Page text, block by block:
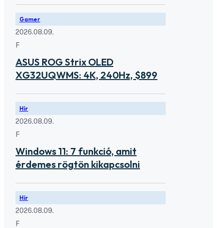
Gamer
2026.08.09.
F
ASUS ROG Strix OLED
XG32UQWMS: 4K, 240Hz, $899
Hír
2026.08.09.
F
Windows 11: 7 funkció, amit
érdemes rögtön kikapcsolni
Hír
2026.08.09.
F